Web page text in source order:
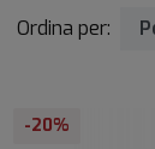
Ordina per:
-20%